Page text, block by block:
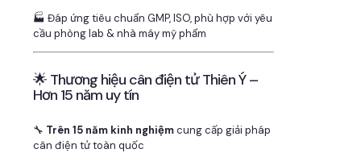
🏭 Đáp ứng tiêu chuẩn GMP, ISO, phù hợp với yêu
cầu phòng lab & nhà máy mỹ phẩm
🌟 Thương hiệu cân điện tử Thiên Ý –
Hơn 15 năm uy tín
🔧 Trên 15 năm kinh nghiệmcung cấp giải pháp
cân điện tử toàn quốc